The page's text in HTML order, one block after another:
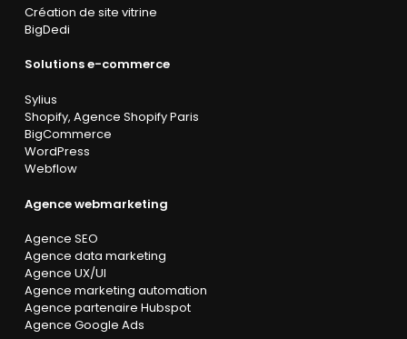
Création de site vitrine
BigDedi
Solutions e-commerce
Sylius
Shopify, Agence Shopify Paris
BigCommerce
WordPress
Webflow
Agence webmarketing
Agence SEO
Agence data marketing
Agence UX/UI
Agence marketing automation
Agence partenaire Hubspot
Agence Google Ads